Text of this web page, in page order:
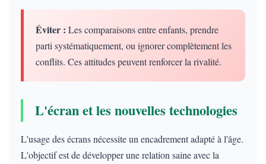
Éviter : Les comparaisons entre enfants, prendre
parti systématiquement, ou ignorer complètement les
conflits. Ces attitudes peuvent renforcer la rivalité.
L'écran et les nouvelles technologies
L'usage des écrans nécessite un encadrement adapté à l'âge.
L'objectif est de développer une relation saine avec la